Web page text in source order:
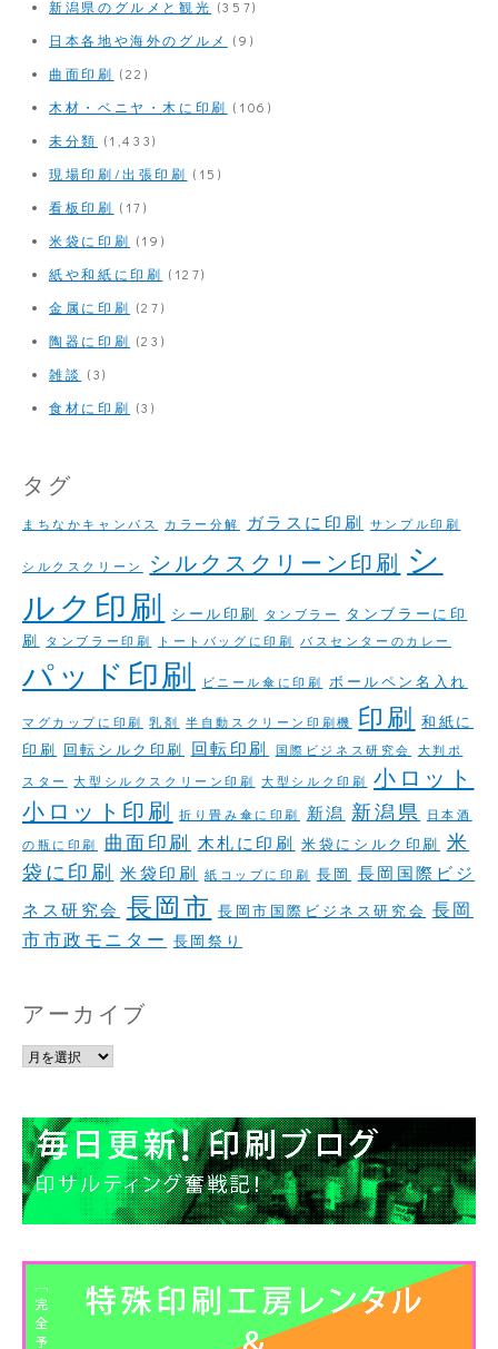
新潟県のグルメと観光 (357)
日本各地や海外のグルメ
(9)
曲面印刷 (22)
木材・ベニヤ・木に印刷 (106)
未分類 (1,433)
現場印刷/出張印刷 (15)
看板印刷 (17)
米袋に印刷 (19)
紙や和紙に印刷 (127)
金属に印刷 (27)
陶器に印刷 (23)
雑談 (3)
食材に印刷 (3)
タグ
まちなかキャンパス カラー分解 ガラスに印刷 サンプル印刷
シルクスクリーン シルクスクリーン印刷 シ
ルク印刷
シール印刷 タンブラー
タンブラーに印
刷
タンブラー印刷 トートバッグに印刷 バスセンターのカレー
パッド印刷 ビニール傘に印刷 ボールペン名入れ
マグカップに印刷 乳剤 半自動スクリーン印刷機 印刷 和紙に
印刷 回転シルク印刷 回転印刷 国際ビジネス研究会
大判ポ
スター
大型シルクスクリーン印刷 大型シルク印刷
小ロット
小ロット印刷
折り畳み傘に印刷 新潟 新潟県
日本酒
の瓶に印刷
曲面印刷 木札に印刷 米袋にシルク印刷 米
袋に印刷 米袋印刷 紙コップに印刷 長岡
長岡国際ビジ
ネス研究会 長岡市 長岡市国際ビジネス研究会 長岡
市市政モニター 長岡祭り
アーカイブ
ア
カ
イ
ブ